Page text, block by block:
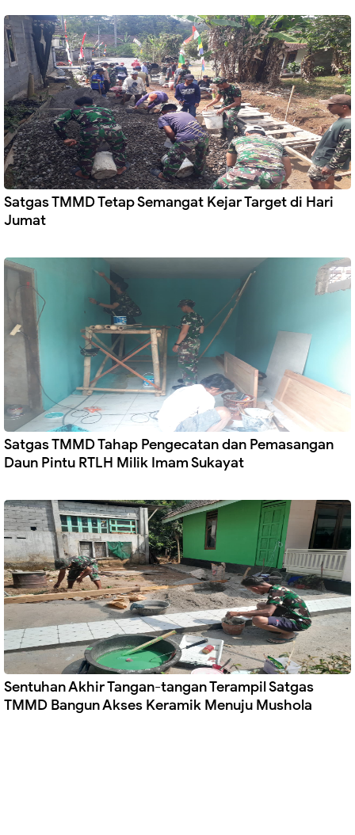
Satgas TMMD Tetap Semangat Kejar Target di Hari
Jumat
Satgas TMMD Tahap Pengecatan dan Pemasangan
Daun Pintu RTLH Milik Imam Sukayat
Sentuhan Akhir Tangan-tangan Terampil Satgas
TMMD Bangun Akses Keramik Menuju Mushola